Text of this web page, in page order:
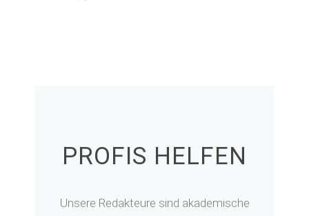
PROFIS HELFEN
Unsere Redakteure sind akademische